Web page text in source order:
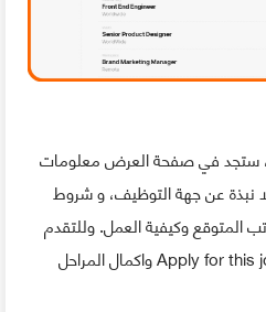
ستجد في صفحة العرض معلومات
نبذة عن جهة التوظيف، و شروط
المتوقع وكيفية العمل. وللتقدم
بطلبك، يمكن النقر على خيار Apply for this job واكمال المراحل